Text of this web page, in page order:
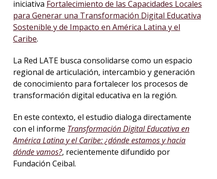
iniciativa Fortalecimiento de las Capacidades Locales
para Generar una Transformación Digital Educativa
Sostenible y de Impacto en América Latina y el
Caribe.
La Red LATE busca consolidarse como un espacio
regional de articulación, intercambio y generación
de conocimiento para fortalecer los procesos de
transformación digital educativa en la región.
En este contexto, el estudio dialoga directamente
con el informe Transformación Digital Educativa en
América Latina y el Caribe: ¿dónde estamos y hacia
dónde vamos?, recientemente difundido por
Fundación Ceibal.